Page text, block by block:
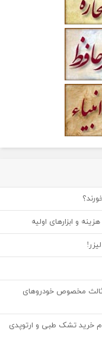
و ابزارهای اولیه
مخصوص خودروهای
خرید تشک طبی و ارتوپدی